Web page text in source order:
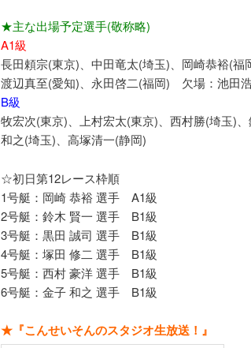
★主な出場予定選手(敬称略)
A1級
長田頼宗(東京)、中田竜太(埼玉)、岡崎恭裕(福
渡辺真至(愛知)、永田啓二(福岡) 欠場：池田
B級
牧宏次(東京)、上村宏太(東京)、西村勝(埼玉)
和之(埼玉)、高塚清一(静岡)
☆初日第12レース枠順
1号艇：岡崎 恭裕 選手 A1級
2号艇：鈴木 賢一 選手 B1級
3号艇：黒田 誠司 選手 B1級
4号艇：塚田 修二 選手 B1級
5号艇：西村 豪洋 選手 B1級
6号艇：金子 和之 選手 B1級
★『こんせいそんのスタジオ生放送！』